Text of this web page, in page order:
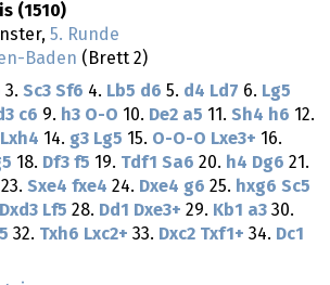
(1510)
5. Runde
Baden (Brett 2)
3. Sc3 Sf6 4. Lb5 d6 5. d4 Ld7 6. Lg5
c6 9. h3 O-O 10. De2 a5 11. Sh4 h6 12.
Lxh4 14. g3 Lg5 15. O-O-O Lxe3+ 16.
18. Df3 f5 19. Tdf1 Sa6 20. h4 Dg6 21.
23. Sxe4 fxe4 24. Dxe4 g6 25. hxg6 Sc5
Dxd3 Lf5 28. Dd1 Dxe3+ 29. Kb1 a3 30.
32. Txh6 Lxc2+ 33. Dxc2 Txf1+ 34. Dc1